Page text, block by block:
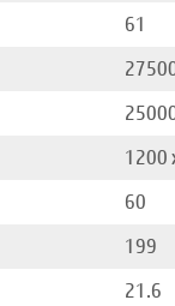
61
1200
60
199
21.6